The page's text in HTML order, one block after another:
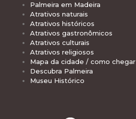
Palmeira em Madeira
Atrativos naturais
Atrativos históricos
Atrativos gastronômicos
Atrativos culturais
Atrativos religiosos
Mapa da cidade / como chegar
Descubra Palmeira
Museu Histórico